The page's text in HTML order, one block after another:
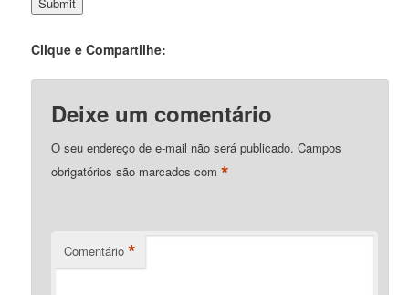
Clique e Compartilhe:
Deixe um comentário
O seu endereço de e-mail não será publicado. Campos
obrigatórios são marcados com*
Comentário *